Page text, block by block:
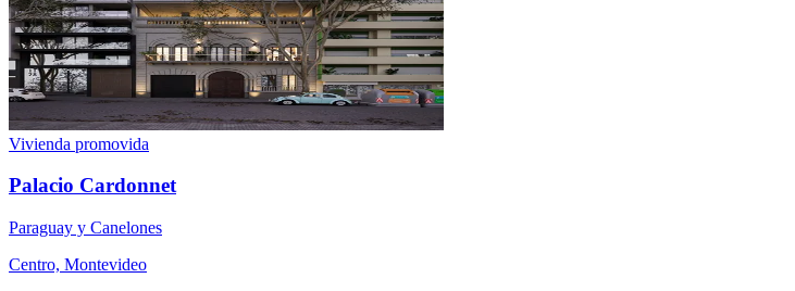
Vivienda promovida
Palacio Cardonnet
Paraguay y Canelones
Centro, Montevideo